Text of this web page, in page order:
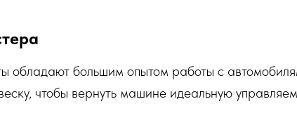
обладают большим опытом работы с
чтобы вернуть машине идеальную